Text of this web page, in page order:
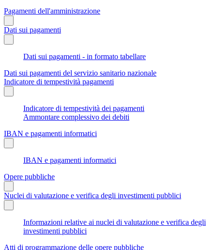
Pagamenti dell'amministrazione
Dati sui pagamenti
Dati sui pagamenti - in formato tabellare
Dati sui pagamenti del servizio sanitario nazionale
Indicatore di tempestività pagamenti
Indicatore di tempestività dei pagamenti
Ammontare complessivo dei debiti
IBAN e pagamenti informatici
IBAN e pagamenti informatici
Opere pubbliche
Nuclei di valutazione e verifica degli investimenti pubblici
Informazioni relative ai nuclei di valutazione e verifica degli
investimenti pubblici
Atti di programmazione delle opere pubbliche